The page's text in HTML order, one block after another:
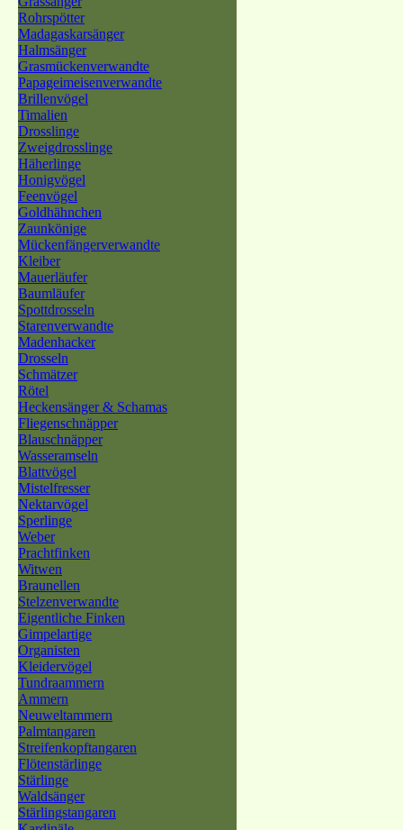
Rohrspötter
Madagaskarsänger
Halmsänger
Grasmückenverwandte
Papageimeisenverwandte
Brillenvögel
Timalien
Drosslinge
Zweigdrosslinge
Häherlinge
Honigvögel
Feenvögel
Goldhähnchen
Zaunkönige
Mückenfängerverwandte
Kleiber
Mauerläufer
Baumläufer
Spottdrosseln
Starenverwandte
Madenhacker
Drosseln
Schmätzer
Rötel
Heckensänger & Schamas
Fliegenschnäpper
Blauschnäpper
Wasseramseln
Blattvögel
Mistelfresser
Nektarvögel
Sperlinge
Weber
Prachtfinken
Witwen
Braunellen
Stelzenverwandte
Eigentliche Finken
Gimpelartige
Organisten
Kleidervögel
Tundraammern
Ammern
Neuweltammern
Palmtangaren
Streifenkopftangaren
Flötenstärlinge
Stärlinge
Waldsänger
Stärlingstangaren